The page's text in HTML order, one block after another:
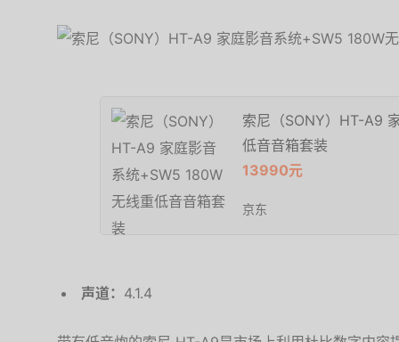
索尼（SONY）HT-A9
低音音箱套装
13990元
京东
声道： 4.1.4